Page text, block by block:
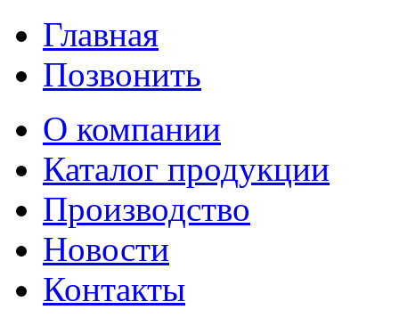
Главная
Позвонить
О компании
Каталог продукции
Производство
Новости
Контакты